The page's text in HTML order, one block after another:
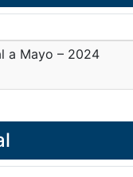
a Mayo – 2024